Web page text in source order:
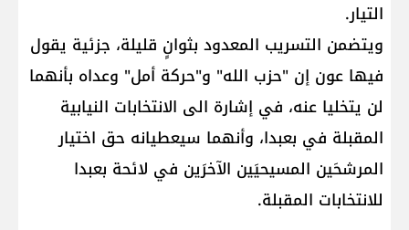
التيار.
ويتضمن التسريب المعدود بثوانٍ قليلة، جزئية يقول
فيها عون إن "حزب الله" و"حركة أمل" وعداه بأنهما
لن يتخليا عنه، في إشارة الى الانتخابات النيابية
المقبلة في بعبدا، وأنهما سيعطيانه حق اختيار
المرشحَين المسيحيَين الآخرَين في لائحة بعبدا
للانتخابات المقبلة.